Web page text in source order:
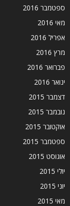
ספטמבר 2016
מאי 2016
אפריל 2016
מרץ 2016
פברואר 2016
ינואר 2016
דצמבר 2015
נובמבר 2015
אוקטובר 2015
ספטמבר 2015
אוגוסט 2015
יולי 2015
יוני 2015
מאי 2015